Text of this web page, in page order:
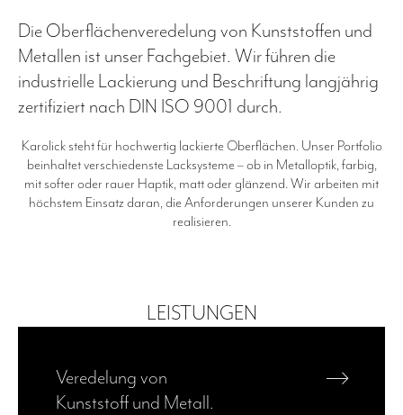
Die Oberflächenveredelung von Kunststoffen und
Metallen ist unser Fachgebiet. Wir führen die
industrielle Lackierung und Beschriftung langjährig
zertifiziert nach DIN ISO 9001 durch.
Karolick steht für hochwertig lackierte Oberflächen. Unser Portfolio
beinhaltet verschiedenste Lacksysteme – ob in Metalloptik, farbig,
mit softer oder rauer Haptik, matt oder glänzend. Wir arbeiten mit
höchstem Einsatz daran, die Anforderungen unserer Kunden zu
realisieren.
LEISTUNGEN
Veredelung von
Kunststoff und Metall.
—›